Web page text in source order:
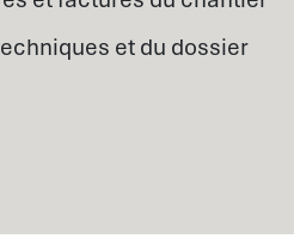
et du dossier